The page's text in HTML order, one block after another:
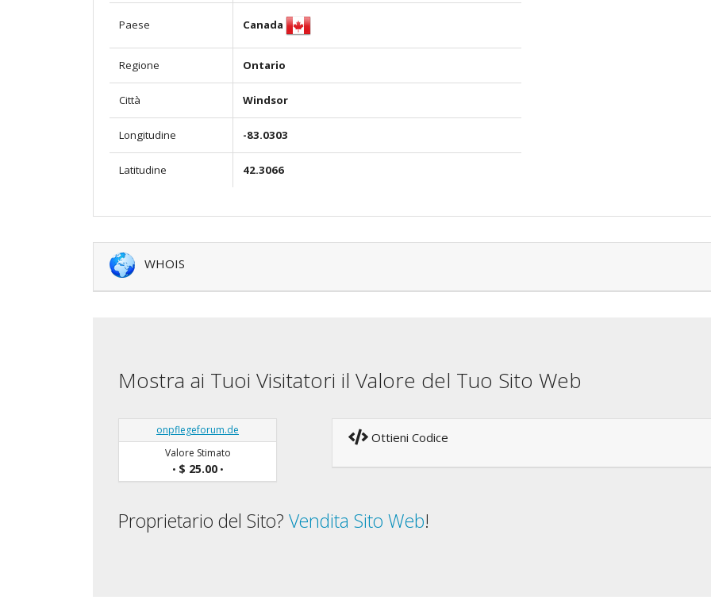
Paese Canada
Regione Ontario
Città Windsor
Longitudine -83.0303
Latitudine 42.3066
WHOIS
Mostra ai Tuoi Visitatori il Valore del Tuo Sito Web
onpflegeforum.de
Valore Stimato
• $ 25.00•
Ottieni Codice
Proprietario del Sito? Vendita Sito Web!